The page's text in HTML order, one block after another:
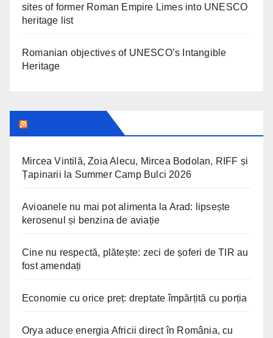
sites of former Roman Empire Limes into UNESCO
heritage list
Romanian objectives of UNESCO’s Intangible
Heritage
Mircea Vintilă, Zoia Alecu, Mircea Bodolan, RIFF și
Țapinarii la Summer Camp Bulci 2026
Avioanele nu mai pot alimenta la Arad: lipsește
kerosenul și benzina de aviație
Cine nu respectă, plătește: zeci de șoferi de TIR au
fost amendați
Economie cu orice preț: dreptate împărțită cu porția
Orya aduce energia Africii direct în România, cu